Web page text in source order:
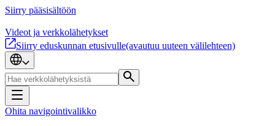
Siirry pääsisältöön
Videot ja verkkolähetykset
Siirry eduskunnan etusivulle(avautuu uuteen välilehteen)
Ohita navigointivalikko